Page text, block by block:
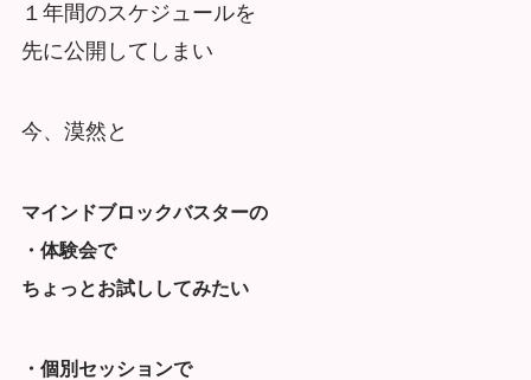
１年間のスケジュールを
先に公開してしまい
今、漠然と
マインドブロックバスターの
・体験会で
ちょっとお試ししてみたい
・個別セッションで